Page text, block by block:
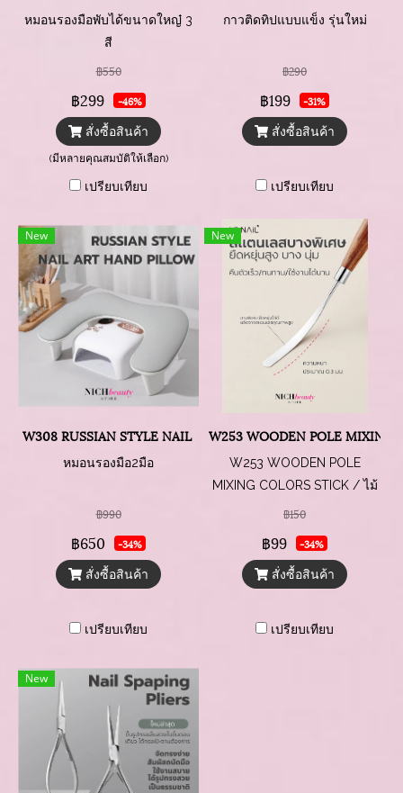
หมอนรองมือพับได้ขนาดใหญ๋ 3
สี
฿550
฿299 -46%
สั่งซื้อสินค้า
(มีหลายคุณสมบัติให้เลือก)
เปรียบเทียบ
กาวติดทิปแบบแข็ง รุ่นใหม่
฿290
฿199 -31%
สั่งซื้อสินค้า
เปรียบเทียบ
New
W308 RUSSIAN STYLE NAIL ART HAND PILLOW
หมอนรองมือ2มือ
฿990
฿650 -34%
สั่งซื้อสินค้า
เปรียบเทียบ
New
W253 WOODEN POLE MIXING
W253 WOODEN POLE
MIXING COLORS STICK / ไม้
คนเจลด้ามไม้
฿150
฿99 -34%
สั่งซื้อสินค้า
เปรียบเทียบ
New